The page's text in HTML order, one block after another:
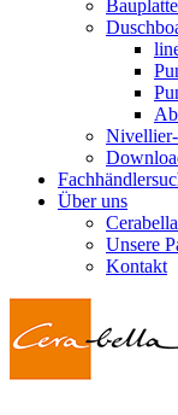
Über uns
Unsere
Kontakt